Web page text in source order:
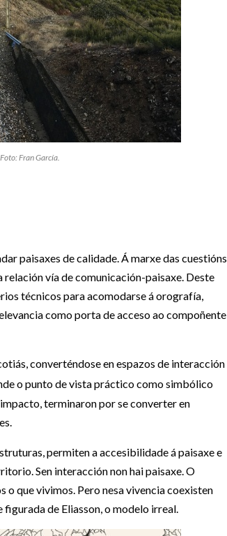
Fran García.
paisaxes de calidade. Á marxe das cuestións
vía de comunicación-paisaxe. Deste
técnicos para acomodarse á orografía,
como porta de acceso ao compoñente
converténdose en espazos de interacción
o punto de vista práctico como simbólico
terminaron por se converter en
permiten a accesibilidade á paisaxe e
Sen interacción non hai paisaxe. O
que vivimos. Pero nesa vivencia coexisten
de Eliasson, o modelo irreal.